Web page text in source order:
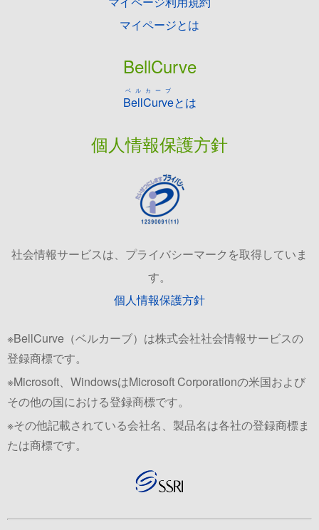
マイページとは
BellCurve
BellCurve
ベルカーブ
とは
個人情報保護方針
社会情報サービスは、プライバシーマークを取得していま
す。
個人情報保護方針
※BellCurve（ベルカーブ）は株式会社社会情報サービスの
登録商標です。
※Microsoft、WindowsはMicrosoft Corporationの米国および
その他の国における登録商標です。
※その他記載されている会社名、製品名は各社の登録商標ま
たは商標です。